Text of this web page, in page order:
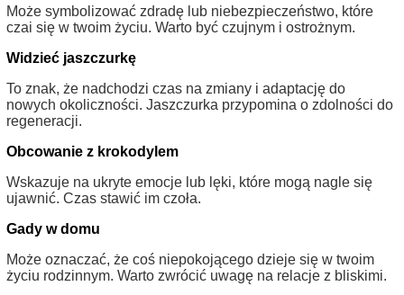
Może symbolizować zdradę lub niebezpieczeństwo, które
czai się w twoim życiu. Warto być czujnym i ostrożnym.
Widzieć jaszczurkę
To znak, że nadchodzi czas na zmiany i adaptację do
nowych okoliczności. Jaszczurka przypomina o zdolności do
regeneracji.
Obcowanie z krokodylem
Wskazuje na ukryte emocje lub lęki, które mogą nagle się
ujawnić. Czas stawić im czoła.
Gady w domu
Może oznaczać, że coś niepokojącego dzieje się w twoim
życiu rodzinnym. Warto zwrócić uwagę na relacje z bliskimi.